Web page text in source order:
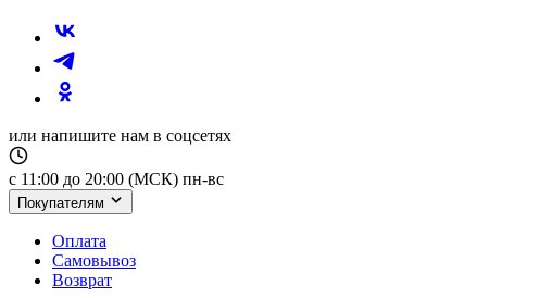
или напишите нам в соцсетях
с 11:00 до 20:00 (МСК) пн-вс
Покупателям
Оплата
Самовывоз
Возврат